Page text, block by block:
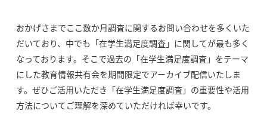
おかげさまでここ数か月調査に関するお問い合わせを多くいた
だいており、中でも「在学生満足度調査」に関してが最も多く
なっております。そこで過去の「在学生満足度調査」をテーマ
にした教育情報共有会を期間限定でアーカイブ配信いたしま
す。ぜひご活用いただき「在学生満足度調査」の重要性や活用
方法についてご理解を深めていただければ幸いです。